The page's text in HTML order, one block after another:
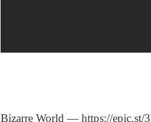
Bizarre World —https://epic.st/